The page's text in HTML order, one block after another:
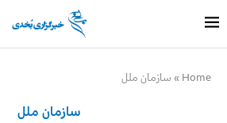
Home
» سازمان ملل
سازمان ملل